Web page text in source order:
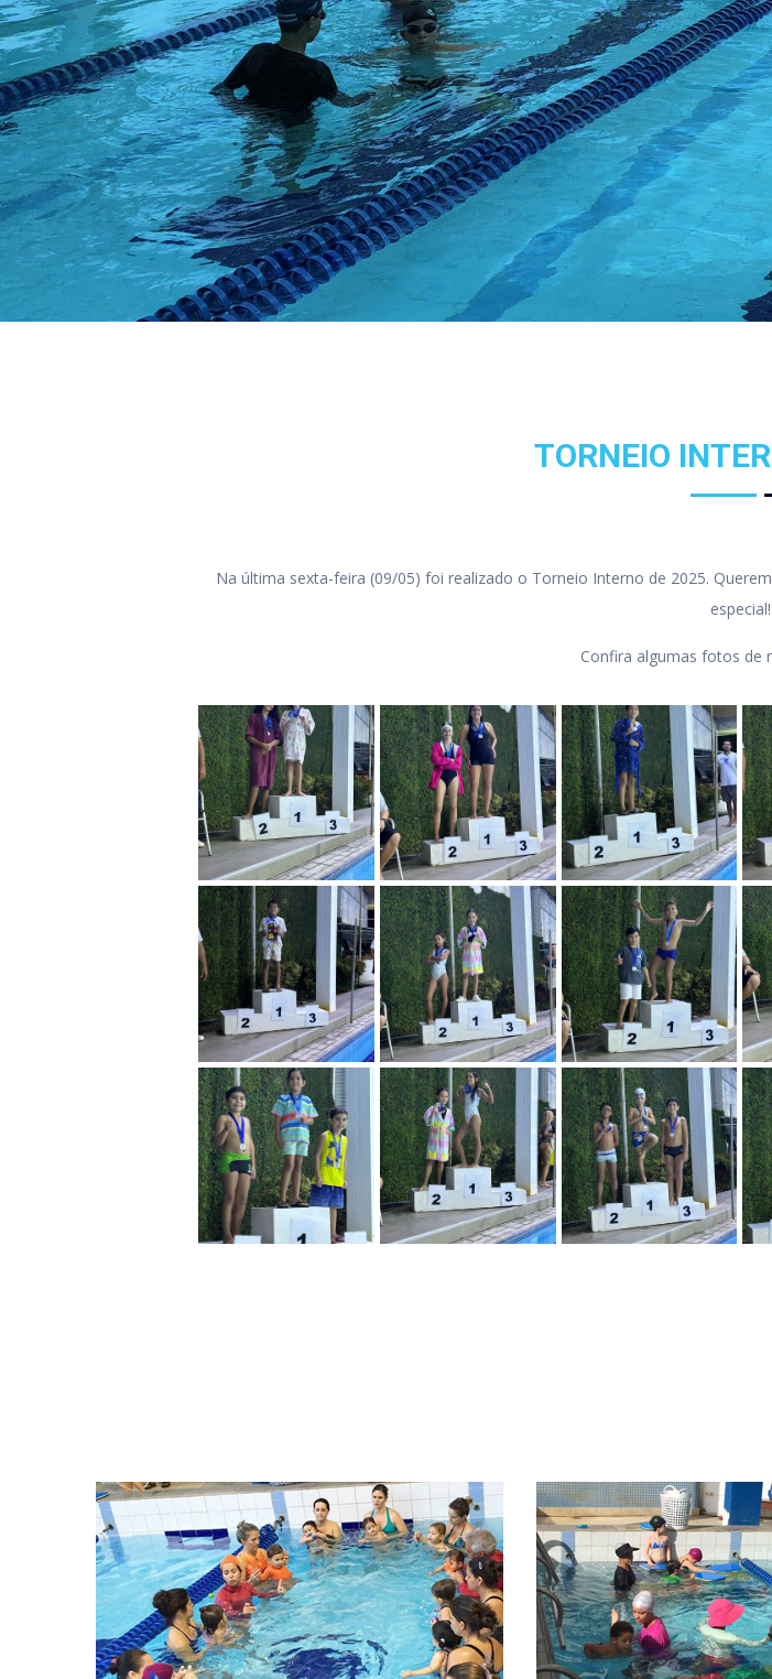
TORNEIO
Na última sexta-feira (09/05) foi realizado o Torneio Interno de 2025.
especial!
Confira algumas fotos de